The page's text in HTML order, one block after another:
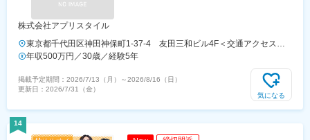
株式会社アプリスタイル
東京都千代田区神田神保町1-37-4 友田三和ビル4F＜交通アクセス＞
東京メトロ半蔵門線・都営三田線・都営新宿線「神保町駅」A7出口徒
歩3分東京メトロ東西線「竹橋駅」徒歩7分東京メトロ千代田線「新御
茶ノ水駅」徒歩8分東京メトロ丸ノ内線「淡路町駅」徒歩9分JR「御茶
ノ水駅」徒歩10分
年収500万円／30歳／経験5年
掲載予定期間： 2026/7/13（月） ～2026/8/16（日）
更新日： 2026/7/31（金）
気になる
14